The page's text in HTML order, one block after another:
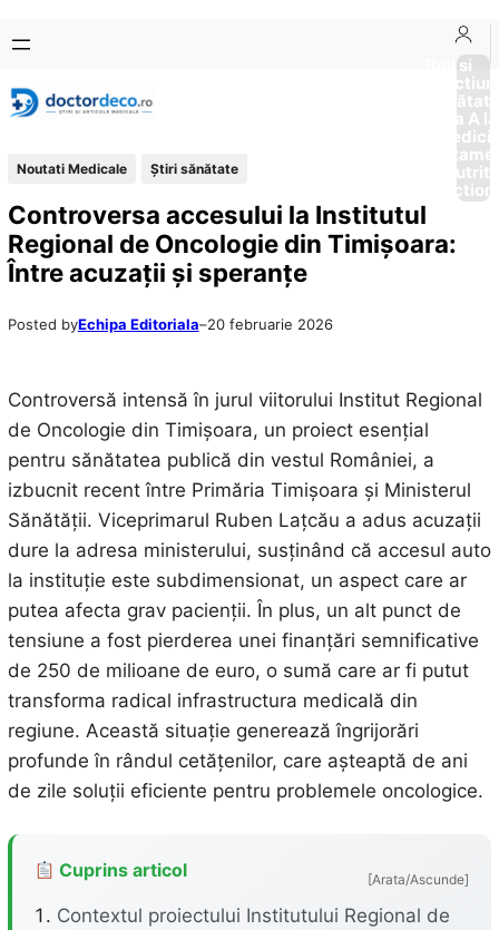
conținut
content
Boli si
Afectiuni
Sănătate
de la A
Noutati Medicale Ştiri sănătate
Controversa accesului la Institutul
Regional de Oncologie din Timișoara:
Între acuzații și speranțe
Posted byEchipa Editoriala–20 februarie 2026
Controversă intensă în jurul viitorului Institut Regional
de Oncologie din Timișoara, un proiect esențial
pentru sănătatea publică din vestul României, a
izbucnit recent între Primăria Timișoara și Ministerul
Sănătății. Viceprimarul Ruben Lațcău a adus acuzații
dure la adresa ministerului, susținând că accesul auto
la instituție este subdimensionat, un aspect care ar
putea afecta grav pacienții. În plus, un alt punct de
tensiune a fost pierderea unei finanțări semnificative
de 250 de milioane de euro, o sumă care ar fi putut
transforma radical infrastructura medicală din
regiune. Această situație generează îngrijorări
profunde în rândul cetățenilor, care așteaptă de ani
de zile soluții eficiente pentru problemele oncologice.
Cuprins articol [Arata/Ascunde]
Contextul proiectului Institutului Regional de